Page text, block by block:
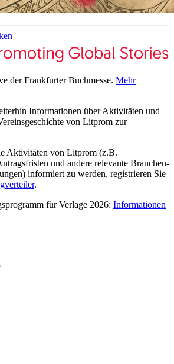
der Frankfurter Buchmesse. Mehr
Informationen über Aktivitäten und
von Litprom zur
Aktivitäten von Litprom (z.B.
und andere relevante Branchen-
informiert zu werden, registrieren Sie
.
für Verlage 2026: Informationen